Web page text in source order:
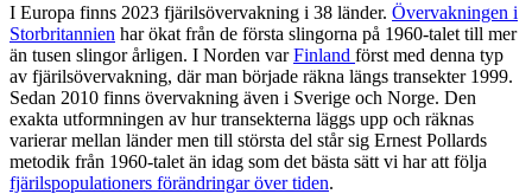
I Europa finns 2023 fjärilsövervakning i 38 länder. Övervakningen i
Storbritannien har ökat från de första slingorna på 1960-talet till mer
än tusen slingor årligen. I Norden varFinland först med denna typ
av fjärilsövervakning, där man började räkna längs transekter 1999.
Sedan 2010 finns övervakning även i Sverige och Norge. Den
exakta utformningen av hur transekterna läggs upp och räknas
varierar mellan länder men till största del står sig Ernest Pollards
metodik från 1960-talet än idag som det bästa sätt vi har att följa
fjärilspopulationers förändringar över tiden.